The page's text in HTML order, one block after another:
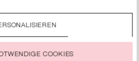
AUS RAULEDER
299,99 €
das Auswahlfeld „Alle akzeptieren“
aller Cookies zu, die unter
COOKIES